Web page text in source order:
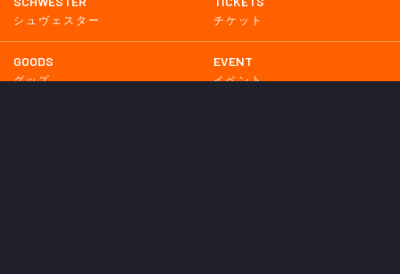
シュヴェスター チケット
GOODS
グッズ
EVENT
イベント